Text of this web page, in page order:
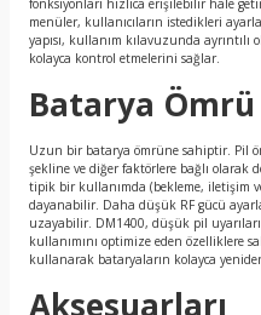
fonksiyonları hızlıca erişilebilir hale
menüler, kullanıcıların istedikleri
yapısı, kullanım kılavuzunda ayrıntılı
kolayca kontrol etmelerini sağlar.
Batarya Ömrü
Uzun bir batarya ömrüne sahiptir. Pil
şekline ve diğer faktörlere bağlı olarak
tipik bir kullanımda (bekleme, iletişim
dayanabilir. Daha düşük RF gücü
uzayabilir. DM1400, düşük pil
kullanımını optimize eden özelliklere
kullanarak bataryaların kolayca
Aksesuarları